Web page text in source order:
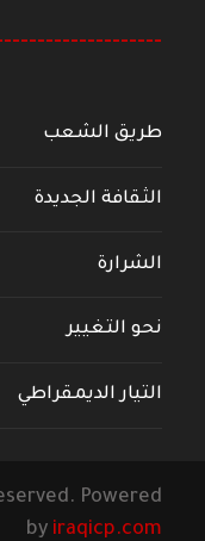
طريق الشعب
الثقافة الجديدة
الشرارة
نحو التغيير
التيار الديمقراطي
Powered
by iraqicp.com